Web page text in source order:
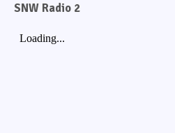
SNW Radio 2